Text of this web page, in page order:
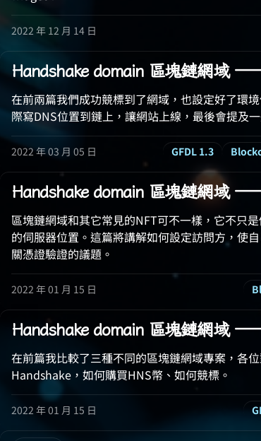
2022 年 12 月 14 日
Handshake domain 區塊鏈網域
在前兩篇我們成功競標到了網域，也設定好了環
際寫DNS位置到鏈上，讓網站上線，最後會提及
2022 年 03 月 05 日 GFDL 1.3
Handshake domain 區塊鏈網域
區塊鏈網域和其它常見的NFT可不一樣，它不只
的伺服器位置。這篇將講解如何設定訪問方，使
關憑證驗證的議題。
2022 年 01 月 15 日
Handshake domain 區塊鏈網域
在前篇我比較了三種不同的區塊鏈網域專案，各
Handshake，如何購買HNS幣、如何競標。
2022 年 01 月 15 日